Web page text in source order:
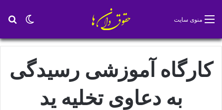
تغییر منوی سایت
کارگاه آموزشی رسیدگی
به دعاوی تخلیه ید